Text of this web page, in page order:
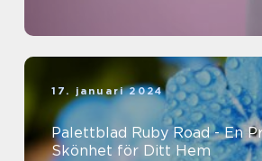
17. januari 2024
Palettblad Ruby Road - En
Skönhet för Ditt Hem